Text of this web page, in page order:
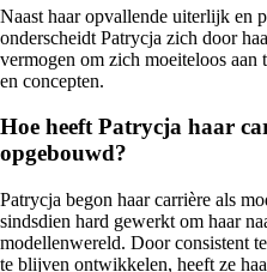
Naast haar opvallende uiterlijk en
onderscheidt Patrycja zich door
vermogen om zich moeiteloos aan
en concepten.
Hoe heeft Patrycja haar
opgebouwd?
Patrycja begon haar carrière als
sindsdien hard gewerkt om haar
modellenwereld. Door consistent
te blijven ontwikkelen, heeft ze